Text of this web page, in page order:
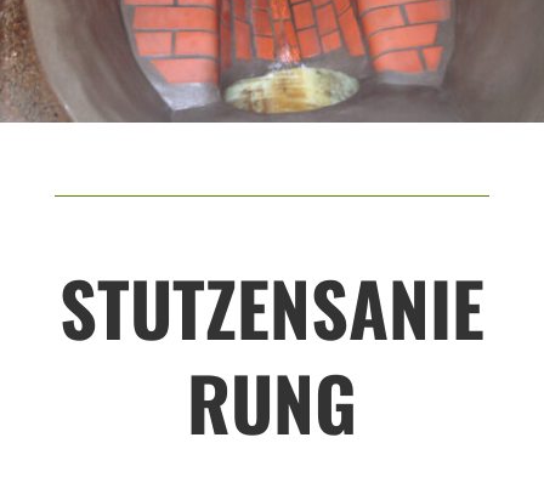
STUTZENSANIE
RUNG